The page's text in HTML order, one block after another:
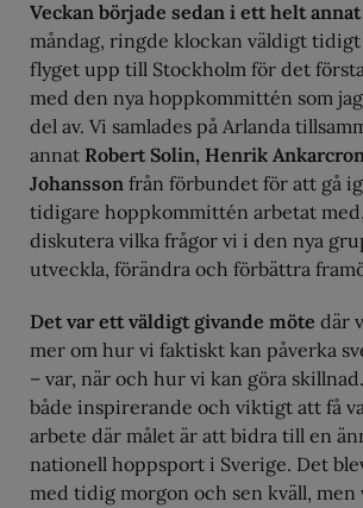
Veckan började sedan i ett helt
måndag, ringde klockan väldigt tidigt
flyget upp till Stockholm för det
med den nya hoppkommittén som
del av. Vi samlades på Arlanda
annat Robert Solin, Henrik
Johansson från förbundet för att gå
tidigare hoppkommittén arbetat
diskutera vilka frågor vi i den nya
utveckla, förändra och förbättra
Det var ett väldigt givande möte där
mer om hur vi faktiskt kan påverka
– var, när och hur vi kan göra
både inspirerande och viktigt att få
arbete där målet är att bidra till en
nationell hoppsport i Sverige. Det
med tidig morgon och sen kväll,